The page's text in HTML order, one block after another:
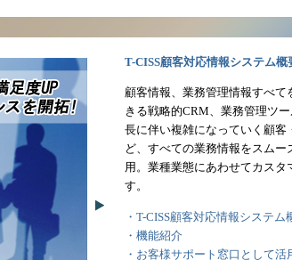
T-CISS顧客対応情報システム概
顧客情報、業務管理情報すべて
きる戦略的CRM、業務管理ツ
長に伴い複雑になっていく顧客
ど、すべての業務情報をスムー
用。業種業態にあわせてカスタ
す。
・T-CISS顧客対応情報システム
・機能紹介
・お客様サポート窓口として活